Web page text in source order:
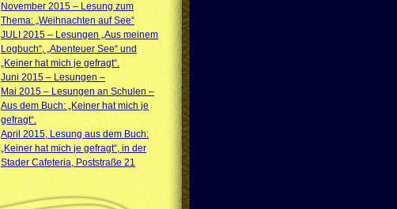
November 2015 – Lesung zum
Thema: „Weihnachten auf See“
JULI 2015 – Lesungen „Aus meinem
Logbuch“, „Abenteuer See“ und
„Keiner hat mich je gefragt“.
Juni 2015 – Lesungen –
Mai 2015 – Lesungen an Schulen –
Aus dem Buch: „Keiner hat mich je
gefragt“.
April 2015, Lesung aus dem Buch:
„Keiner hat mich je gefragt“, in der
Stader Cafeteria, Poststraße 21